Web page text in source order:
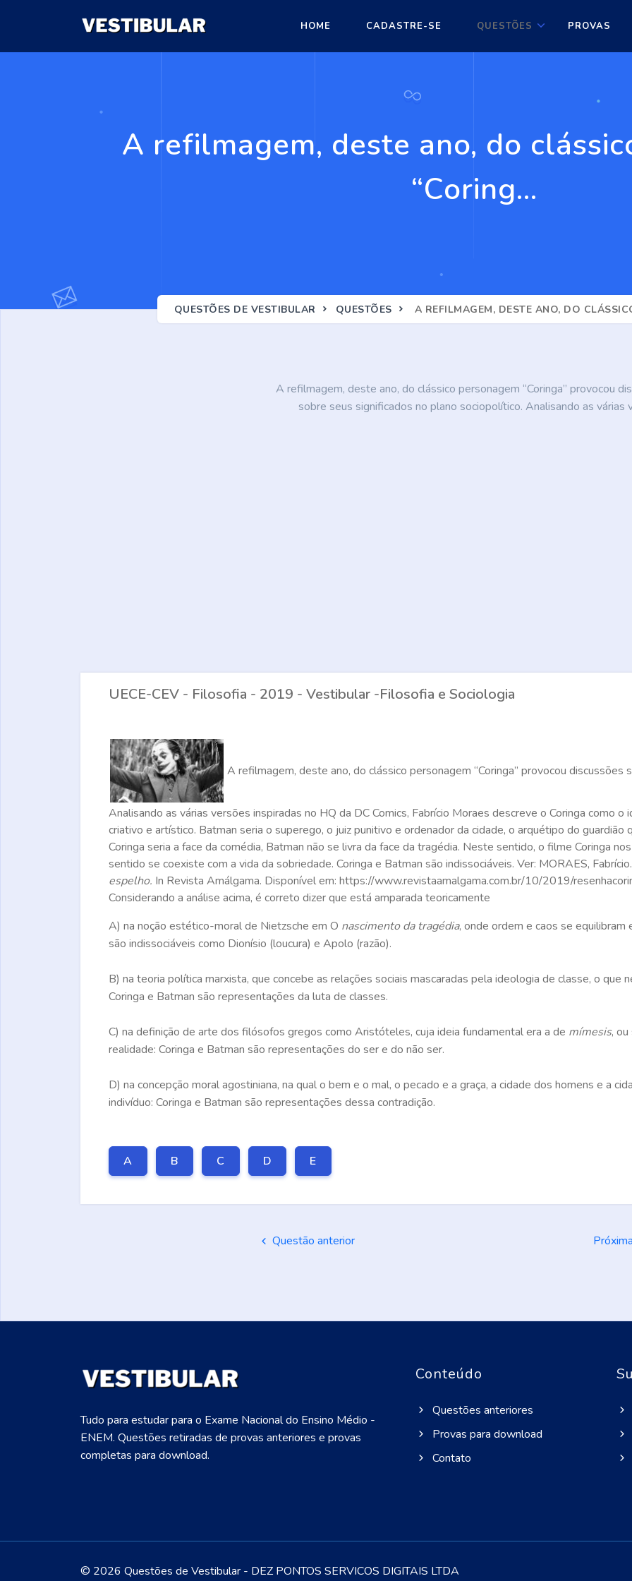
HOME CADASTRE-SE QUESTÕES PROVAS
A refilmagem, deste ano, do
“Coring...
QUESTÕES DE VESTIBULAR QUESTÕES A REFILMAGEM, DESTE ANO, DO
A refilmagem, deste ano, do clássico personagem “Coringa” provocou
sobre seus significados no plano sociopolítico. Analisando as várias
UECE-CEV - Filosofia - 2019 - Vestibular -Filosofia e Sociologia
A refilmagem, deste ano, do clássico personagem “Coringa” provocou
Analisando as várias versões inspiradas no HQ da DC Comics, Fabrício Moraes descreve o Coringa como
criativo e artístico. Batman seria o superego, o juiz punitivo e ordenador da cidade, o arquétipo do
Coringa seria a face da comédia, Batman não se livra da face da tragédia. Neste sentido, o filme Coringa
sentido se coexiste com a vida da sobriedade. Coringa e Batman são indissociáveis. Ver: MORAES, Fabrício.
espelho. In Revista Amálgama. Disponível em: https://www.revistaamalgama.com.br/10/2019/
Considerando a análise acima, é correto dizer que está amparada teoricamente
A) na noção estético-moral de Nietzsche em O nascimento da tragédia, onde ordem e caos se equilibram
são indissociáveis como Dionísio (loucura) e Apolo (razão).
B) na teoria política marxista, que concebe as relações sociais mascaradas pela ideologia de classe, o que
Coringa e Batman são representações da luta de classes.
C) na definição de arte dos filósofos gregos como Aristóteles, cuja ideia fundamental era a de mímesis,
realidade: Coringa e Batman são representações do ser e do não ser.
D) na concepção moral agostiniana, na qual o bem e o mal, o pecado e a graça, a cidade dos homens e a
indivíduo: Coringa e Batman são representações dessa contradição.
A B C D E
Questão anterior
Tudo para estudar para o Exame Nacional do Ensino Médio -
ENEM. Questões retiradas de provas anteriores e provas
completas para download.
Conteúdo
Questões anteriores
Provas para download
Contato
© 2026 Questões de Vestibular - DEZ PONTOS SERVICOS DIGITAIS LTDA